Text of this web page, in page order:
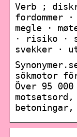
Verb ;
fordommer
megle ·
· risiko ·
svekker ·
sökmotor
Över 95 000